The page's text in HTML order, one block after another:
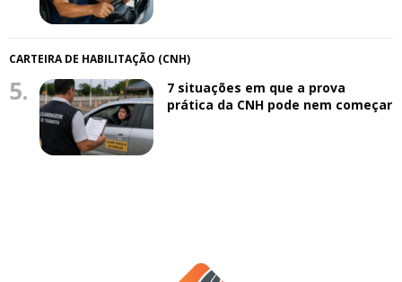
CARTEIRA DE HABILITAÇÃO (CNH)
5.
7 situações em que a prova
prática da CNH pode nem começar